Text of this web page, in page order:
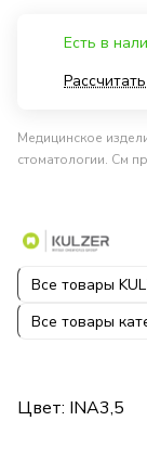
Есть в
Медицинское
стоматологии. См
Все товары
Все товары
Цвет: INA3,5